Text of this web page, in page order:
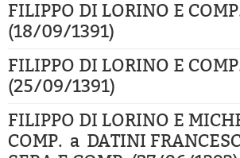
FILIPPO DI LORINO E
(18/09/1391)
FILIPPO DI LORINO E
(25/09/1391)
FILIPPO DI LORINO E
COMP. a DATINI